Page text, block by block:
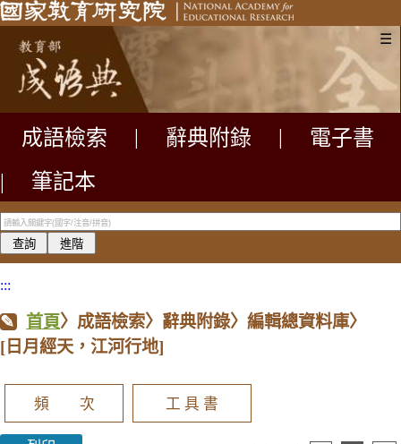
☰
成語檢索 辭典附錄
電子書
|
筆記本
:::
首頁〉成語檢索〉辭典附錄〉編輯總資料庫〉
[日月經天，江河行地]
頻 次 工 具 書